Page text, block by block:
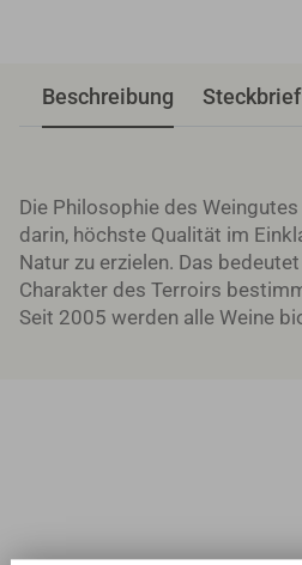
Beschreibung Steckbrief
Die Philosophie des
darin, höchste Qualität im
Natur zu erzielen. Das
Charakter des Terroirs
Seit 2005 werden alle Weine